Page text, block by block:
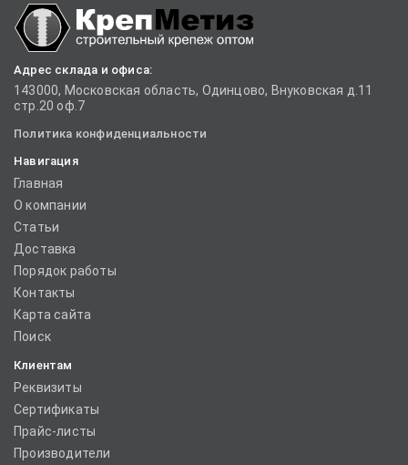
Адрес склада и офиса:
143000, Московская область, Одинцово, Внуковская д.11
стр.20 оф.7
Политика конфиденциальности
Навигация
Главная
О компании
Статьи
Доставка
Порядок работы
Контакты
Карта сайта
Поиск
Клиентам
Реквизиты
Сертификаты
Прайс-листы
Производители